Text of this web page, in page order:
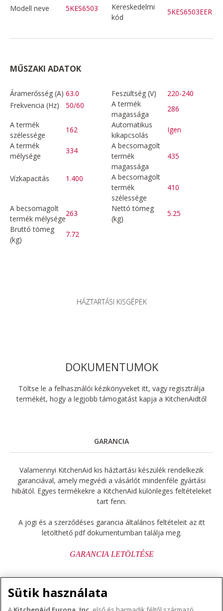
Modell neve 5KES6503
Kereskedelmi
kód
5KES6503EER
MŰSZAKI ADATOK
Áramerősség (A) 63.0 Feszültség (V)
220-240
Frekvencia (Hz)
50/60
A termék
magassága
286
A termék
szélessége
162
Automatikus
kikapcsolás
Igen
A termék
mélysége
334
A becsomagolt
termék
magassága
435
Vízkapacitás 1.400
A becsomagolt
termék
szélessége
410
A becsomagolt
termék mélysége
263
Nettó tömeg
(kg)
5.25
Bruttó tömeg
(kg)
7.72
HÁZTARTÁSI KISGÉPEK
DOKUMENTUMOK
Töltse le a felhasználói kézikönyveket itt, vagy regisztrálja
termékét, hogy a legjobb támogatást kapja a KitchenAidtől
GARANCIA
Valamennyi KitchenAid kis háztartási készülék rendelkezik
garanciával, amely megvédi a vásárlót mindenféle gyártási
hibától. Egyes termékekre a KitchenAid különleges feltételeket
tart fenn.
A jogi és a szerződéses garancia általános feltételeit az itt
letölthető pdf dokumentumban találja meg.
GARANCIA LETÖLTÉSE
Sütik használata